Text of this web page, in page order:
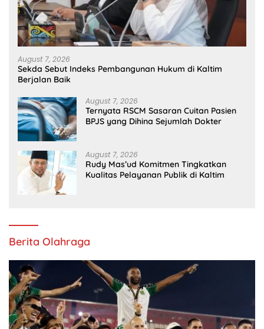
August 7, 2026
Sekda Sebut Indeks Pembangunan Hukum di Kaltim
Berjalan Baik
August 7, 2026
Ternyata RSCM Sasaran Cuitan Pasien
BPJS yang Dihina Sejumlah Dokter
August 7, 2026
Rudy Mas’ud Komitmen Tingkatkan
Kualitas Pelayanan Publik di Kaltim
Berita Olahraga